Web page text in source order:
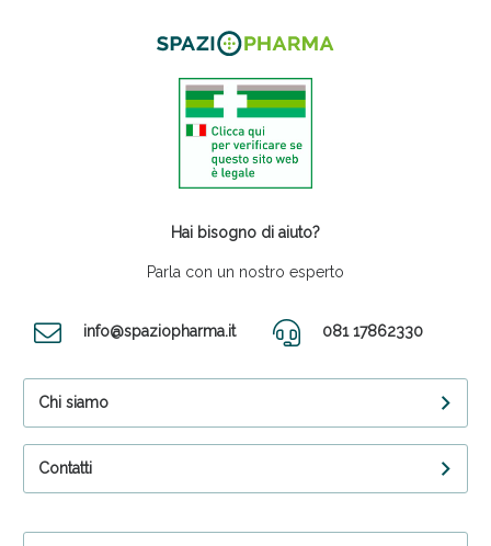
Hai bisogno di aiuto?
Parla con un nostro esperto
info@spaziopharma.it 081 17862330
Chi siamo
Contatti